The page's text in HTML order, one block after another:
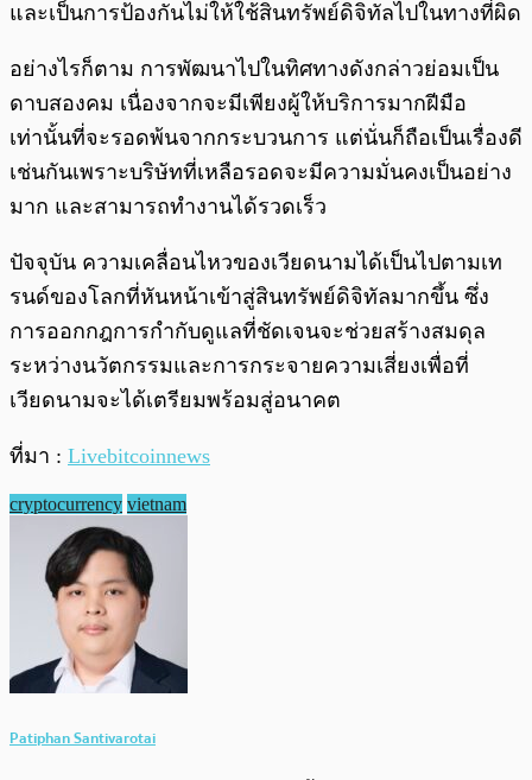
และเป็นการป้องกันไม่ให้ใช้สินทรัพย์ดิจิทัลไปในทางที่ผิด
อย่างไรก็ตาม การพัฒนาไปในทิศทางดังกล่าวย่อมเป็น
ดาบสองคม เนื่องจากจะมีเพียงผู้ให้บริการมากฝีมือ
เท่านั้นที่จะรอดพ้นจากกระบวนการ แต่นั่นก็ถือเป็นเรื่องดี
เช่นกันเพราะบริษัทที่เหลือรอดจะมีความมั่นคงเป็นอย่าง
มาก และสามารถทำงานได้รวดเร็ว
ปัจจุบัน ความเคลื่อนไหวของเวียดนามได้เป็นไปตามเท
รนด์ของโลกที่หันหน้าเข้าสู่สินทรัพย์ดิจิทัลมากขึ้น ซึ่ง
การออกกฎการกำกับดูแลที่ชัดเจนจะช่วยสร้างสมดุล
ระหว่างนวัตกรรมและการกระจายความเสี่ยงเพื่อที่
เวียดนามจะได้เตรียมพร้อมสู่อนาคต
ที่มา : Livebitcoinnews
cryptocurrency vietnam
Patiphan Santivarotai